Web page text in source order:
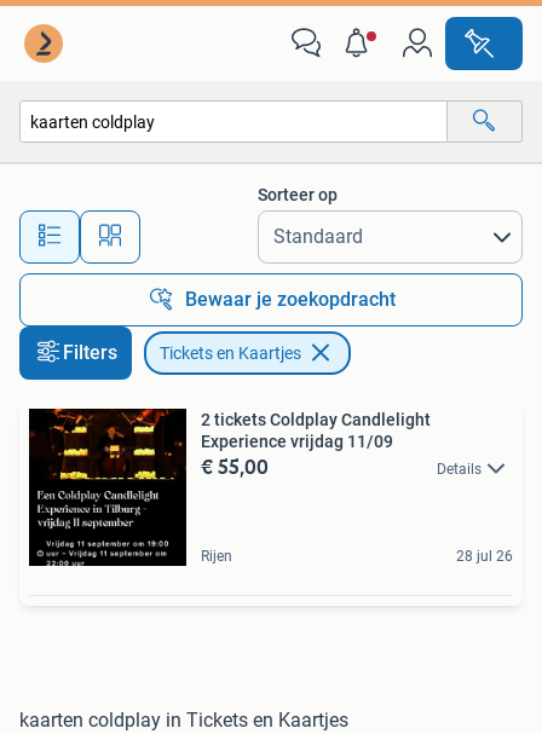
Alle afstanden…
Sorteer op
Bewaar je zoekopdracht
Filters Tickets en Kaartjes
2 tickets Coldplay Candlelight
Experience vrijdag 11/09
€ 55,00 Details
Rijen 28 jul 26
kaarten coldplay in Tickets en Kaartjes